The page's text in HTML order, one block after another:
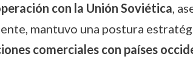
con la Unión Soviética,
mantuvo una postura
comerciales con países